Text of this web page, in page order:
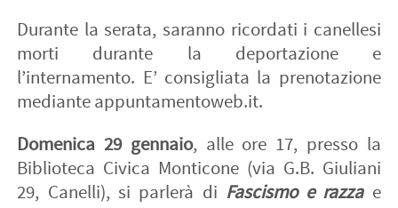
Durante la serata, saranno ricordati i canellesi
morti durante la deportazione e
l’internamento. E’ consigliata la prenotazione
mediante appuntamentoweb.it.
Domenica 29 gennaio, alle ore 17, presso la
Biblioteca Civica Monticone (via G.B. Giuliani
29, Canelli), si parlerà di Fascismo e razzae